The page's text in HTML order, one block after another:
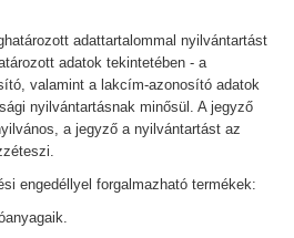
adattartalommal nyilvántartást
adatok tekintetében - a
valamint a lakcím-azonosító adatok
nyilvántartásnak minősül. A jegyző
a jegyző a nyilvántartást az
engedéllyel forgalmazható termékek: